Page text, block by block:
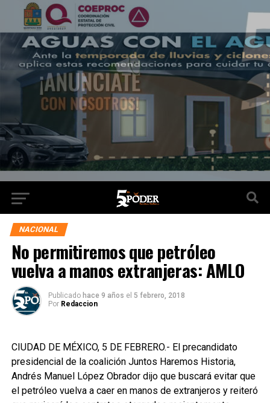
NACIONAL
No permitiremos que petróleo
vuelva a manos extranjeras: AMLO
Publicado hace 9 años el 5 febrero, 2018
Por Redaccion
CIUDAD DE MÉXICO, 5 DE FEBRERO.- El precandidato
presidencial de la coalición Juntos Haremos Historia,
Andrés Manuel López Obrador dijo que buscará evitar que
el petróleo vuelva a caer en manos de extranjeros y reiteró